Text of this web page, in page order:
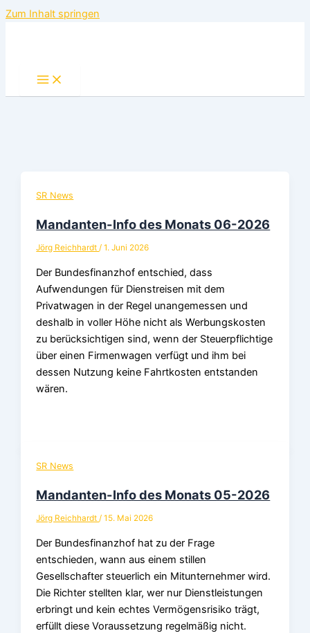
Zum Inhalt springen
SR News
Mandanten-Info des Monats 06-2026
Jörg Reichhardt/1. Juni 2026
Der Bundesfinanzhof entschied, dass
Aufwendungen für Dienstreisen mit dem
Privatwagen in der Regel unangemessen und
deshalb in voller Höhe nicht als Werbungskosten
zu berücksichtigen sind, wenn der Steuerpflichtige
über einen Firmenwagen verfügt und ihm bei
dessen Nutzung keine Fahrtkosten entstanden
wären.
SR News
Mandanten-Info des Monats 05-2026
Jörg Reichhardt/15. Mai 2026
Der Bundesfinanzhof hat zu der Frage
entschieden, wann aus einem stillen
Gesellschafter steuerlich ein Mitunternehmer wird.
Die Richter stellten klar, wer nur Dienstleistungen
erbringt und kein echtes Vermögensrisiko trägt,
erfüllt diese Voraussetzung regelmäßig nicht.